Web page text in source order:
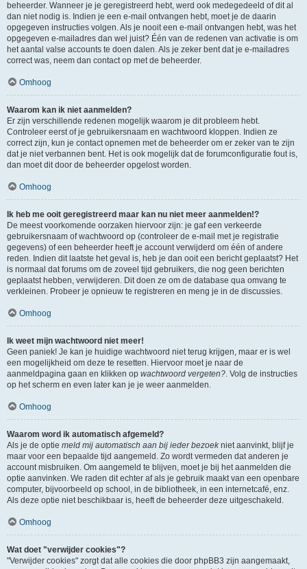
beheerder. Wanneer je je geregistreerd hebt, werd ook medegedeeld of dit al
dan niet nodig is. Indien je een e-mail ontvangen hebt, moet je de daarin
opgegeven instructies volgen. Als je nooit een e-mail ontvangen hebt, was het
opgegeven e-mailadres dan wel juist? Één van de redenen van activatie is om
het aantal valse accounts te doen dalen. Als je zeker bent dat je e-mailadres
correct was, neem dan contact op met de beheerder.
Omhoog
Waarom kan ik niet aanmelden?
Er zijn verschillende redenen mogelijk waarom je dit probleem hebt.
Controleer eerst of je gebruikersnaam en wachtwoord kloppen. Indien ze
correct zijn, kun je contact opnemen met de beheerder om er zeker van te zijn
dat je niet verbannen bent. Het is ook mogelijk dat de forumconfiguratie fout is,
dan moet dit door de beheerder opgelost worden.
Omhoog
Ik heb me ooit geregistreerd maar kan nu niet meer aanmelden!?
De meest voorkomende oorzaken hiervoor zijn: je gaf een verkeerde
gebruikersnaam of wachtwoord op (controleer de e-mail met je registratie
gegevens) of een beheerder heeft je account verwijderd om één of andere
reden. Indien dit laatste het geval is, heb je dan ooit een bericht geplaatst? Het
is normaal dat forums om de zoveel tijd gebruikers, die nog geen berichten
geplaatst hebben, verwijderen. Dit doen ze om de database qua omvang te
verkleinen. Probeer je opnieuw te registreren en meng je in de discussies.
Omhoog
Ik weet mijn wachtwoord niet meer!
Geen paniek! Je kan je huidige wachtwoord niet terug krijgen, maar er is wel
een mogelijkheid om deze te resetten. Hiervoor moet je naar de
aanmeldpagina gaan en klikken op wachtwoord vergeten?. Volg de instructies
op het scherm en even later kan je je weer aanmelden.
Omhoog
Waarom word ik automatisch afgemeld?
Als je de optie meld mij automatisch aan bij ieder bezoekniet aanvinkt, blijf je
maar voor een bepaalde tijd aangemeld. Zo wordt vermeden dat anderen je
account misbruiken. Om aangemeld te blijven, moet je bij het aanmelden die
optie aanvinken. We raden dit echter af als je gebruik maakt van een openbare
computer, bijvoorbeeld op school, in de bibliotheek, in een internetcafé, enz.
Als deze optie niet beschikbaar is, heeft de beheerder deze uitgeschakeld.
Omhoog
Wat doet "verwijder cookies"?
"Verwijder cookies" zorgt dat alle cookies die door phpBB3 zijn aangemaakt,